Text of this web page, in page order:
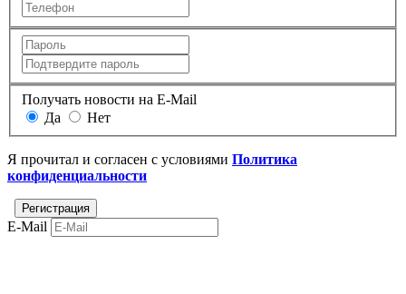
Получать новости на E-Mail
Да
Нет
Я прочитал и согласен с условиями Политика
конфиденциальности
E-Mail